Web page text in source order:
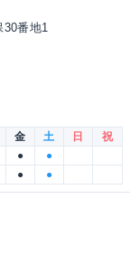
30番地1
金 土 日
祝
●
●
● ●